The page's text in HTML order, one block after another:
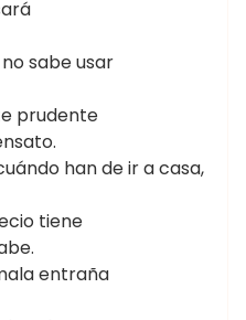
sabe usar
prudente
han de ir a casa,
tiene
entraña